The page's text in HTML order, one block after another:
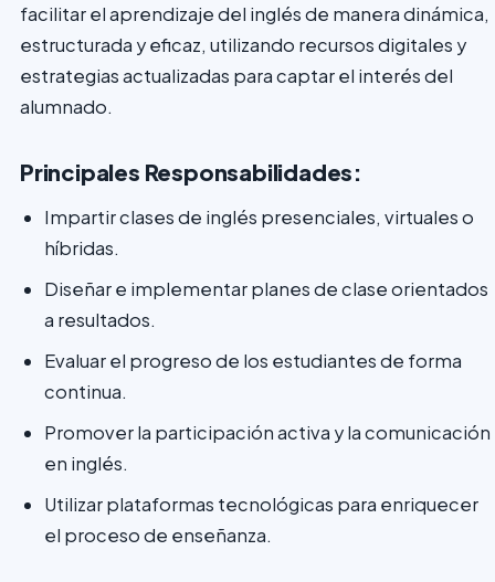
facilitar el aprendizaje del inglés de manera dinámica,
estructurada y eficaz, utilizando recursos digitales y
estrategias actualizadas para captar el interés del
alumnado.
Principales Responsabilidades:
Impartir clases de inglés presenciales, virtuales o
híbridas.
Diseñar e implementar planes de clase orientados
a resultados.
Evaluar el progreso de los estudiantes de forma
continua.
Promover la participación activa y la comunicación
en inglés.
Utilizar plataformas tecnológicas para enriquecer
el proceso de enseñanza.